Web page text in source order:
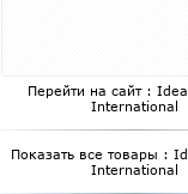
Перейти на сайт :
International
Показать все товары :
International